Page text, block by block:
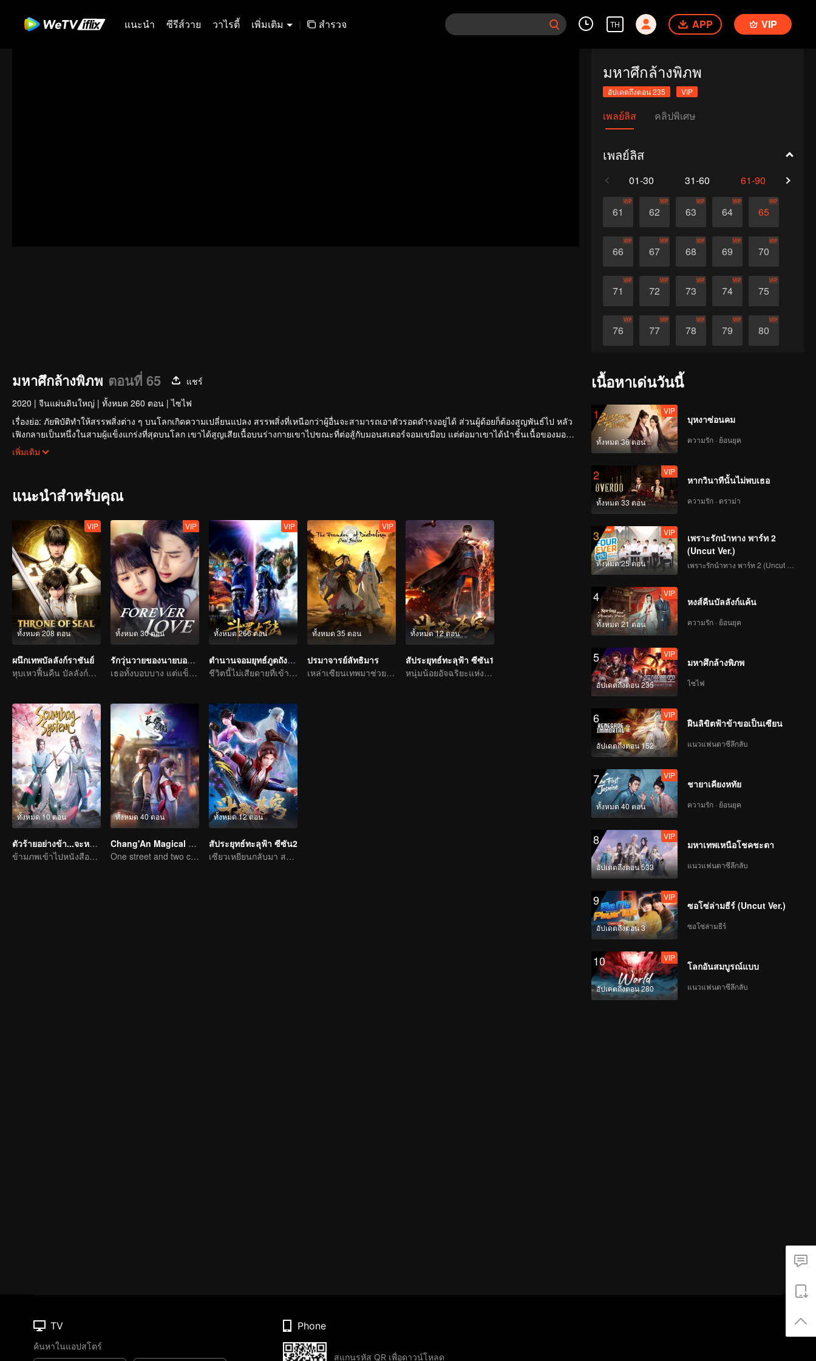
แนะนำ ซีรีส์วาย วาไรตี้ เพิ่มเติม | สำรวจ TH APP VIP
มหาศึกล้างพิภพ
อัปเดตถึงตอน 235 VIP
เพลย์ลิส คลิปพิเศษ
เพลย์ลิส
01-30 31-60 61-90
61
VIP
62
VIP
63
VIP
64
VIP
65
VIP
66
VIP
67
VIP
68
VIP
69
VIP
70
VIP
71
VIP
72
VIP
73
VIP
74
VIP
75
VIP
76
VIP
77
VIP
78
VIP
79
VIP
80
VIP
86 87
มหาศึกล้างพิภพ ตอนที่ 65
แชร์
2020 | จีนแผ่นดินใหญ่ | ทั้งหมด 260 ตอน | ไซไฟ
เรื่องย่อ: ภัยพิบัติทำให้สรรพสิ่งต่าง ๆ บนโลกเกิดความเปลี่ยนแปลง สรรพสิ่งที่เหนือกว่าผู้อื่นจะสามารถเอาตัวรอดดำรงอยู่ได้ ส่วนผู้ด้อยก็ต้องสูญพันธ์ไป หลัว
เฟิงกลายเป็นหนึ่งในสามผู้แข็งแกร่งที่สุดบนโลก เขาได้สูญเสียเนื้อบนร่างกายเขาไปขณะที่ต่อสู้กับมอนสเตอร์จอมเขมือบ แต่ต่อมาเขาได้นำชิ้นเนื้อของมอนส
เตอร์กลับมาเช่นกัน และทำการพัฒนาเป็นร่างกายมนุษย์ หลังจากนั้นเขาก็ได้ออกจากดาวโลกมุ่งสู่จักรวาล เรื่องราวการต่อสู้ได้เริ่มขึ้นแล้ว รับชมได้ผ่านทาง
เพิ่มเติม
แนะนำสำหรับคุณ
ทั้งหมด 208 ตอน
VIP
ผนึกเทพบัลลังก์ราชันย์
หุบเหวฟื้นคืน บัลลังก์ราชันย์จุติ
ทั้งหมด 30 ตอน
VIP
รักวุ่นวายของนายบอดี้การ์ด
เธอทั้งบอบบาง แต่แข็งแกร่ง
ทั้งหมด 266 ตอน
VIP
ตำนานจอมยุทธ์ภูตถังซาน
ชีวิตนี้ไม่เสียดายที่เข้านิกายถัง
ทั้งหมด 35 ตอน
VIP
ปรมาจารย์ลัทธิมาร
เหล่าเซียนเทพมาช่วยทำลายล้างความชั่วร้ายให้กับประชาชน
ทั้งหมด 12 ตอน
สัประยุทธ์ทะลุฟ้า ซีซัน1
หนุ่มน้อยอัจฉริยะแห่งโลกปราณยุทธ
ทั้งหมด 10 ตอน
ตัวร้ายอย่างข้า...จะหนีเอาตัวรอดยังไงดี
ข้ามภพเข้าไปหนังสือและเป็นนาง(นาย)ร้ายและโหดร้ายทารุณต่อพระเอก
ทั้งหมด 40 ตอน
Chang'An Magical Street
One street and two circles, alternating day and night.
ทั้งหมด 12 ตอน
สัประยุทธ์ทะลุฟ้า ซีซัน2
เซียวเหยียนกลับมา สถานการณ์ผันแปรอย่างคาดกันไม่ถึง
เนื้อหาเด่นวันนี้
1
ทั้งหมด 36 ตอน
VIP
บุหงาซ่อนคม
ความรัก · ย้อนยุค
2
ทั้งหมด 33 ตอน
VIP
หากวินาทีนั้นไม่พบเธอ
ความรัก · ดราม่า
3
ทั้งหมด 25 ตอน
VIP
เพราะรักนำทาง พาร์ท 2
(Uncut Ver.)
4
ทั้งหมด 21 ตอน
VIP
หงส์คืนบัลลังก์แค้น
ความรัก · ย้อนยุค
5
อัปเดตถึงตอน 235
VIP
มหาศึกล้างพิภพ
ไซไฟ
6
อัปเดตถึงตอน 152
VIP
ฝืนลิขิตฟ้าข้าขอเป็นเซียน
แนวแฟนตาซีลึกลับ
7
ทั้งหมด 40 ตอน
VIP
ชายาเคียงหทัย
ความรัก · ย้อนยุค
8
อัปเดตถึงตอน 533
VIP
มหาเทพเหนือโชคชะตา
แนวแฟนตาซีลึกลับ
9
อัปเดตถึงตอน 3
VIP
ซอโซ่ล่ามธีร์ (Uncut Ver.)
ซอโซ่ล่ามธีร์
10
อัปเดตถึงตอน 280
VIP
โลกอันสมบูรณ์แบบ
แนวแฟนตาซีลึกลับ
TV
ค้นหาในแอปสโตร์
Phone
สแกนรหัส QR เพื่อดาวน์โหลด